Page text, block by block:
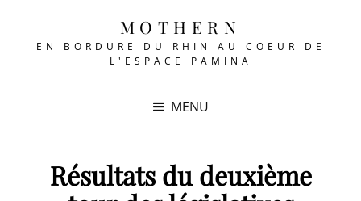
MOTHERN
EN BORDURE DU RHIN AU COEUR DE
L'ESPACE PAMINA
MENU
Résultats du deuxième